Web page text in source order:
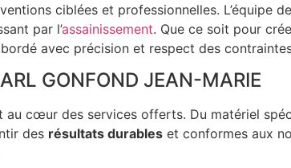
ciblées et professionnelles. L’équipe de
par l’assainissement. Que ce soit pour
avec précision et respect des
GONFOND JEAN-MARIE
cœur des services offerts. Du matériel
des résultats durables et conformes aux